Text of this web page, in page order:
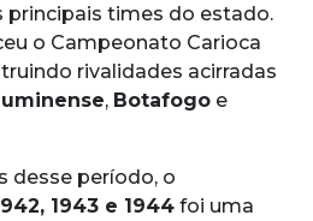
times do estado.
o Campeonato Carioca
rivalidades acirradas
, Botafogo e
desse período, o
1943 e 1944 foi uma